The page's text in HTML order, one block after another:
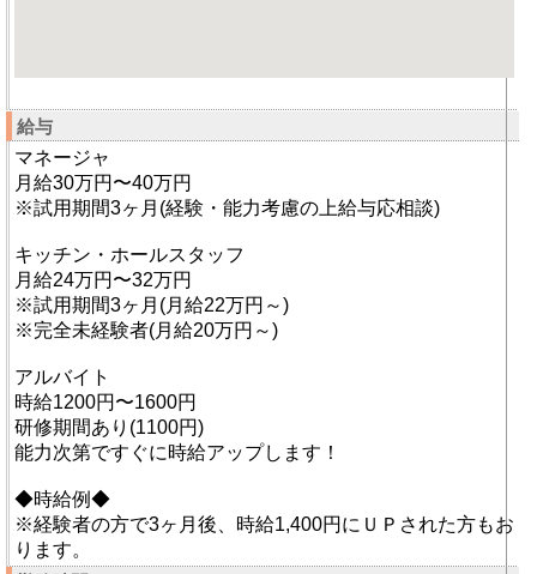
給与
マネージャ
月給30万円〜40万円
※試用期間3ヶ月(経験・能力考慮の上給与応相談)
キッチン・ホールスタッフ
月給24万円〜32万円
※試用期間3ヶ月(月給22万円～)
※完全未経験者(月給20万円～)
アルバイト
時給1200円〜1600円
研修期間あり(1100円)
能力次第ですぐに時給アップします！
◆時給例◆
※経験者の方で3ヶ月後、時給1,400円にＵＰされた方もお
ります。